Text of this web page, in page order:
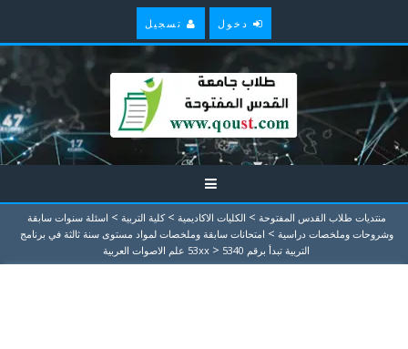
دخول تسجيل
منتديات طلاب القدس المفتوحة > الكليات الاكاديمية > كلية التربية > اسئلة سنوات سابقة
وشروحات وملخصات دراسية > امتحانات سابقة وملخصات لمواد مستوى سنة ثالثة في برنامج
التربية تبدأ برقم 53xx
> 5340 علم الاصوات العربية